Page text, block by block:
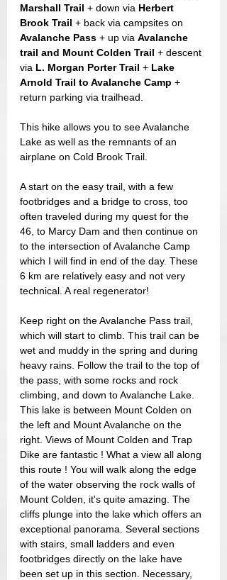
Marshall Trail + down via Herbert
Brook Trail + back via campsites on
Avalanche Pass + up via Avalanche
trail and Mount Colden Trail + descent
via L. Morgan Porter Trail + Lake
Arnold Trail to Avalanche Camp +
return parking via trailhead.
This hike allows you to see Avalanche
Lake as well as the remnants of an
airplane on Cold Brook Trail.
A start on the easy trail, with a few
footbridges and a bridge to cross, too
often traveled during my quest for the
46, to Marcy Dam and then continue on
to the intersection of Avalanche Camp
which I will find in end of the day. These
6 km are relatively easy and not very
technical. A real regenerator!
Keep right on the Avalanche Pass trail,
which will start to climb. This trail can be
wet and muddy in the spring and during
heavy rains. Follow the trail to the top of
the pass, with some rocks and rock
climbing, and down to Avalanche Lake.
This lake is between Mount Colden on
the left and Mount Avalanche on the
right. Views of Mount Colden and Trap
Dike are fantastic ! What a view all along
this route ! You will walk along the edge
of the water observing the rock walls of
Mount Colden, it's quite amazing. The
cliffs plunge into the lake which offers an
exceptional panorama. Several sections
with stairs, small ladders and even
footbridges directly on the lake have
been set up in this section. Necessary,